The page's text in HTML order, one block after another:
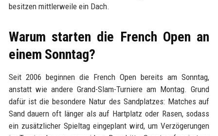
besitzen mittlerweile ein Dach.
Warum starten die French Open an
einem Sonntag?
Seit 2006 beginnen die French Open bereits am Sonntag,
anstatt wie andere Grand-Slam-Turniere am Montag. Grund
dafür ist die besondere Natur des Sandplatzes: Matches auf
Sand dauern oft länger als auf Hartplatz oder Rasen, sodass
ein zusätzlicher Spieltag eingeplant wird, um Verzögerungen